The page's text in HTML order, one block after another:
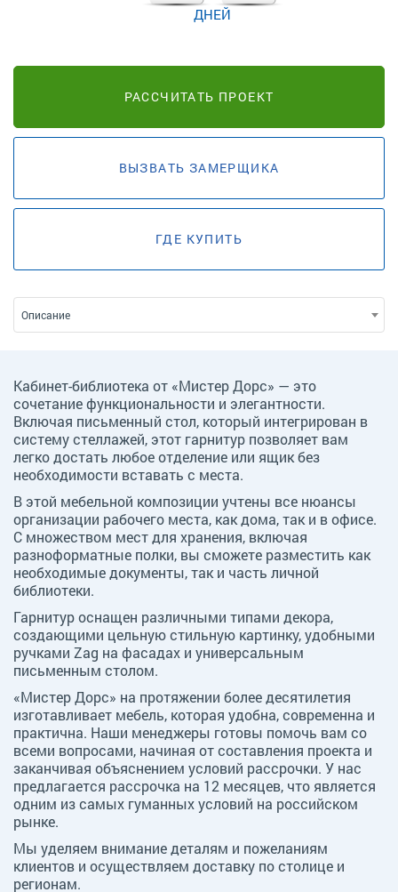
ДНЕЙ
РАССЧИТАТЬ ПРОЕКТ
ВЫЗВАТЬ ЗАМЕРЩИКА
ГДЕ КУПИТЬ
Описание
Кабинет-библиотека от «Мистер Дорс» — это
сочетание функциональности и элегантности.
Включая письменный стол, который интегрирован в
систему стеллажей, этот гарнитур позволяет вам
легко достать любое отделение или ящик без
необходимости вставать с места.
В этой мебельной композиции учтены все нюансы
организации рабочего места, как дома, так и в офисе.
С множеством мест для хранения, включая
разноформатные полки, вы сможете разместить как
необходимые документы, так и часть личной
библиотеки.
Гарнитур оснащен различными типами декора,
создающими цельную стильную картинку, удобными
ручками Zag на фасадах и универсальным
письменным столом.
«Мистер Дорс» на протяжении более десятилетия
изготавливает мебель, которая удобна, современна и
практична. Наши менеджеры готовы помочь вам со
всеми вопросами, начиная от составления проекта и
заканчивая объяснением условий рассрочки. У нас
предлагается рассрочка на 12 месяцев, что является
одним из самых гуманных условий на российском
рынке.
Мы уделяем внимание деталям и пожеланиям
клиентов и осуществляем доставку по столице и
регионам.